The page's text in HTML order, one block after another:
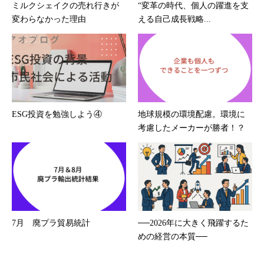
ミルクシェイクの売れ行きが
変わらなかった理由
“変革の時代、個人の躍進を支
える自己成長戦略...
ESG投資を勉強しよう④
地球規模の環境配慮。環境に
考慮したメーカーが勝者！？
7月 廃プラ貿易統計
──2026年に大きく飛躍するた
めの経営の本質──